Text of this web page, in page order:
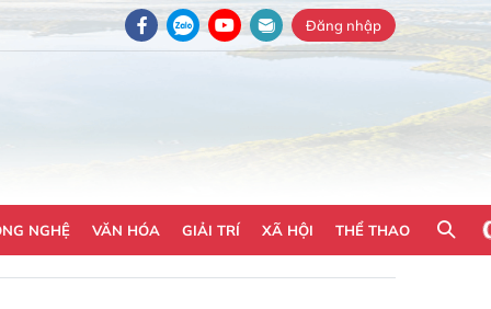
Đăng nhập
NGHỆ VĂN HÓA GIẢI TRÍ XÃ HỘI THỂ THAO